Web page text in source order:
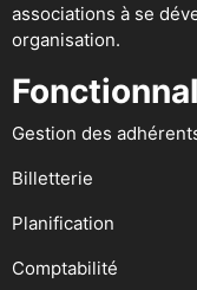
associations à se
organisation.
Gestion des
Billetterie
Planification
Comptabilité